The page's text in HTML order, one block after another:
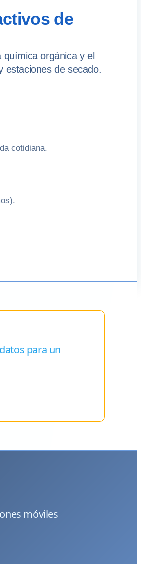
de
química orgánica y el
estaciones de secado.
cotidiana.
para un
móviles